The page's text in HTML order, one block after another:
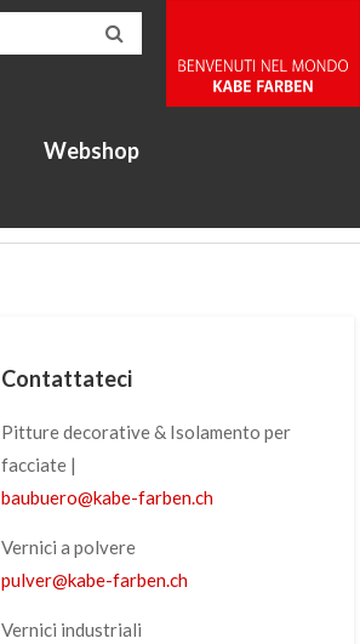
Webshop
Contattateci
Pitture decorative & Isolamento per
facciate |
baubuero@kabe-farben.ch
Vernici a polvere
pulver@kabe-farben.ch
Vernici industriali